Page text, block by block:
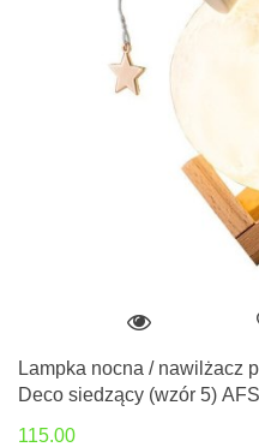
Lampka nocna / nawilżacz
Deco siedzący (wzór 5)
115.00